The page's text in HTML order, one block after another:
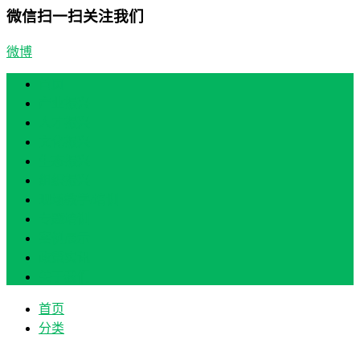
微信扫一扫关注我们
微博
首页
分类